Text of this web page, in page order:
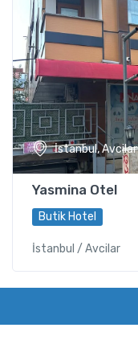
İstanbul, Avcilar
Yasmina Otel
Butik Hotel
İstanbul / Avcilar